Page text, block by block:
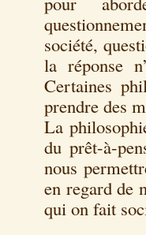
société,
la réponse
Certaines
prendre des
La
du prêt-à-
nous
en regard de
qui on fait